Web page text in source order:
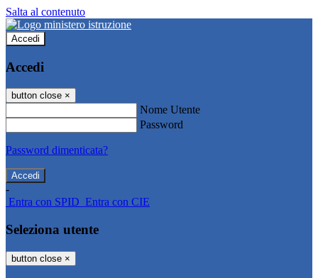
Salta al contenuto
Accedi
Accedi
button close ×
Nome Utente
Password
Password dimenticata?
-
Entra con SPID Entra con CIE
Seleziona utente
button close ×